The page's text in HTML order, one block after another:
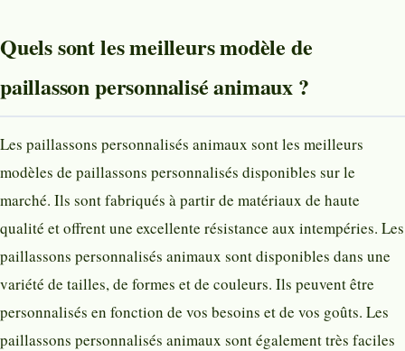
Quels sont les meilleurs modèle de
paillasson personnalisé animaux ?
Les paillassons personnalisés animaux sont les meilleurs
modèles de paillassons personnalisés disponibles sur le
marché. Ils sont fabriqués à partir de matériaux de haute
qualité et offrent une excellente résistance aux intempéries. Les
paillassons personnalisés animaux sont disponibles dans une
variété de tailles, de formes et de couleurs. Ils peuvent être
personnalisés en fonction de vos besoins et de vos goûts. Les
paillassons personnalisés animaux sont également très faciles